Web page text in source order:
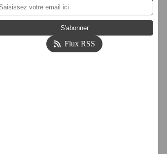
Flux RSS